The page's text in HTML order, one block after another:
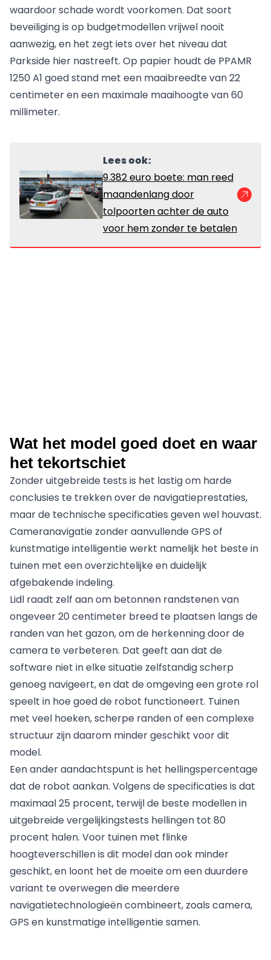
waardoor schade wordt voorkomen. Dat soort
beveiliging is op budgetmodellen vrijwel nooit
aanwezig, en het zegt iets over het niveau dat
Parkside hier nastreeft. Op papier houdt de PPAMR
1250 A1 goed stand met een maaibreedte van 22
centimeter en een maximale maaihoogte van 60
millimeter.
Lees ook:
9.382 euro boete: man reed
maandenlang door
tolpoorten achter de auto
voor hem zonder te betalen
Wat het model goed doet en waar
het tekortschiet
Zonder uitgebreide tests is het lastig om harde
conclusies te trekken over de navigatieprestaties,
maar de technische specificaties geven wel houvast.
Cameranavigatie zonder aanvullende GPS of
kunstmatige intelligentiewerkt namelijk het beste in
tuinen met een overzichtelijke en duidelijk
afgebakende indeling.
Lidl raadt zelf aan om betonnen randstenen van
ongeveer 20 centimeter breed te plaatsen langs de
randen van het gazon, om de herkenning door de
camera te verbeteren. Dat geeft aan dat de
software niet in elke situatie zelfstandig scherp
genoeg navigeert, en dat de omgeving een grote rol
speelt in hoe goed de robot functioneert. Tuinen
met veel hoeken, scherpe randen of een complexe
structuur zijn daarom minder geschikt voor dit
model.
Een ander aandachtspunt is het hellingspercentage
dat de robot aankan. Volgens de specificaties is dat
maximaal 25 procent, terwijl de beste modellen in
uitgebreide vergelijkingstests hellingen tot 80
procent halen. Voor tuinen met flinke
hoogteverschillen is dit model dan ook minder
geschikt, en loont het de moeite om een duurdere
variant te overwegen die meerdere
navigatietechnologieën combineert, zoals camera,
GPS en kunstmatige intelligentie samen.